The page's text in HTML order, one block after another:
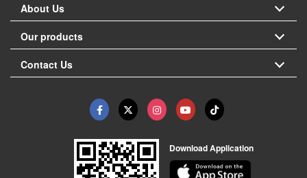
About Us
Our products
Contact Us
Download Application